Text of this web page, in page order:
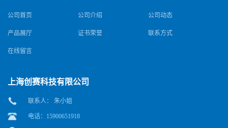
公司首页 公司介绍 公司动态
产品展厅 证书荣誉 联系方式
在线留言
上海创赛科技有限公司
联系人： 朱小姐
电话：15900651918